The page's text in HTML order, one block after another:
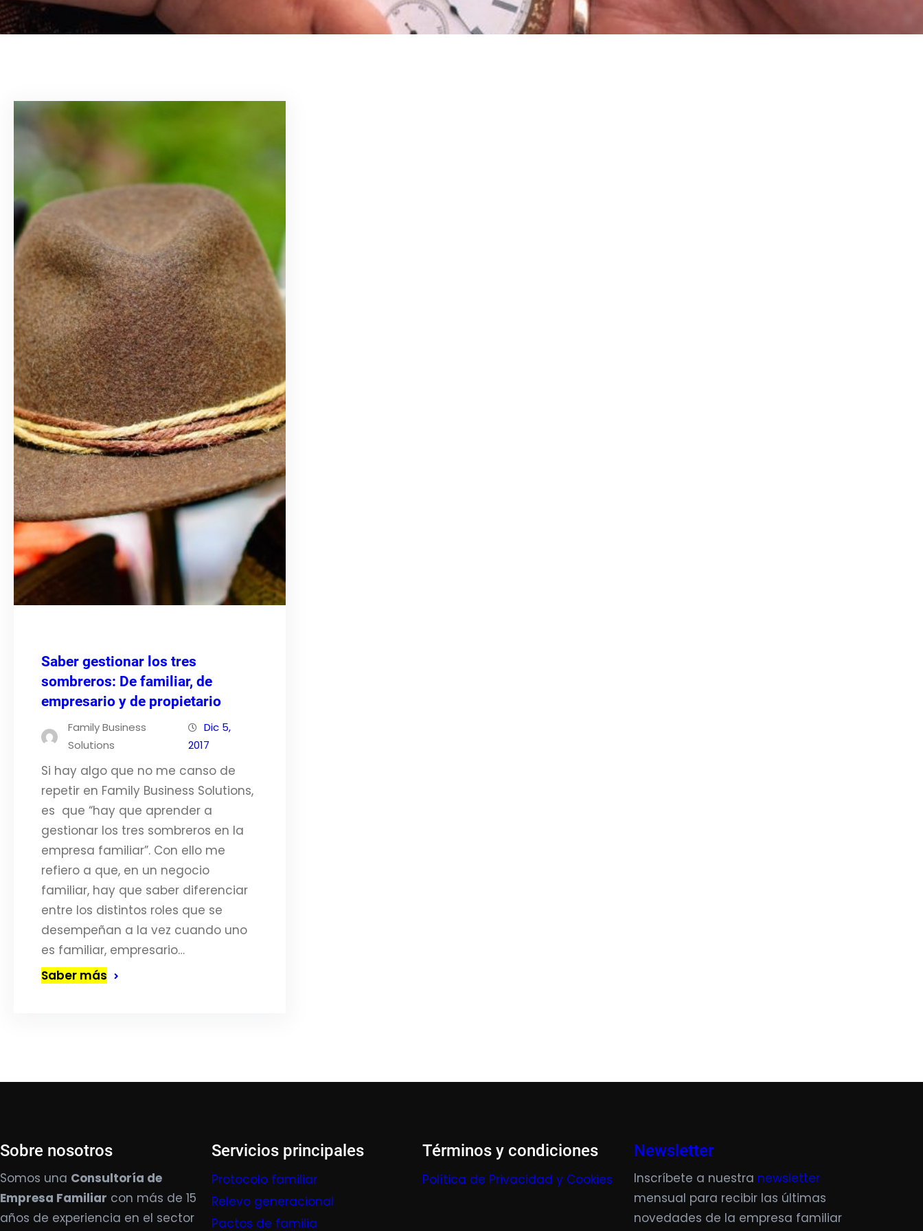
Saber gestionar los tres
sombreros: De familiar, de
empresario y de propietario
Family Business
Solutions
Dic 5,
2017
Si hay algo que no me canso de
repetir en Family Business Solutions,
es que “hay que aprender a
gestionar los tres sombreros en la
empresa familiar”. Con ello me
refiero a que, en un negocio
familiar, hay que saber diferenciar
entre los distintos roles que se
desempeñan a la vez cuando uno
es familiar, empresario…
Saber más
Sobre nosotros
Somos una Consultoría de
Empresa Familiar con más de 15
años de experiencia en el sector
Servicios principales
Protocolo familiar
Relevo generacional
Pactos de familia
Términos y condiciones
Política de Privacidad y Cookies
Newsletter
Inscríbete a nuestra newsletter
mensual para recibir las últimas
novedades de la empresa familiar